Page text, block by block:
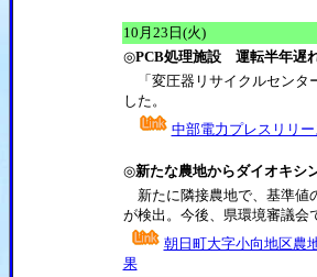
10月23日(火)
◎PCB処理施設 運転半年遅
「変圧器リサイクルセンタ
した。
中部電力プレスリリ
◎新たな農地からダイオキ
新たに隣接農地で、基準値
が検出。今後、県環境審議会
朝日町大字小向地区農
果三重県 報